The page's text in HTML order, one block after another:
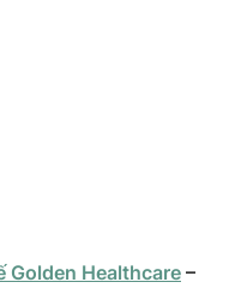
Golden Healthcare –